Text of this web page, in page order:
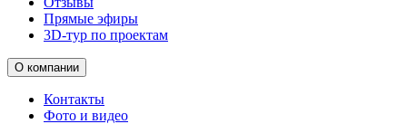
Прямые эфиры
3D-тур по проектам
О компании
Контакты
Фото и видео